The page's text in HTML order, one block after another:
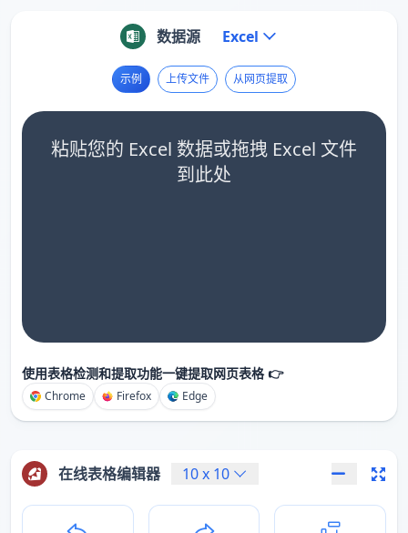
数据源 Excel
示例 上传文件 从网页提取
粘贴您的 Excel 数据或拖拽 Excel 文件
到此处
使用表格检测和提取功能一键提取网页表格 👉
Chrome Firefox Edge
在线表格编辑器 10x 10